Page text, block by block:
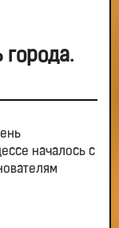
города.
началось с